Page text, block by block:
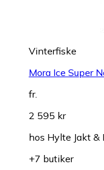
Vinterfiske
Mora Ice Super
fr.
2 595 kr
hos Hylte Jakt &
+7 butiker